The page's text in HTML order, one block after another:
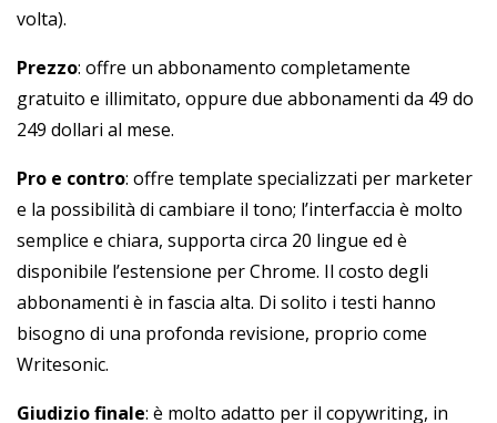
volta).
Prezzo: offre un abbonamento completamente
gratuito e illimitato, oppure due abbonamenti da 49 do
249 dollari al mese.
Pro e contro: offre template specializzati per marketer
e la possibilità di cambiare il tono; l’interfaccia è molto
semplice e chiara, supporta circa 20 lingue ed è
disponibile l’estensione per Chrome. Il costo degli
abbonamenti è in fascia alta. Di solito i testi hanno
bisogno di una profonda revisione, proprio come
Writesonic.
Giudizio finale: è molto adatto per il copywriting, in